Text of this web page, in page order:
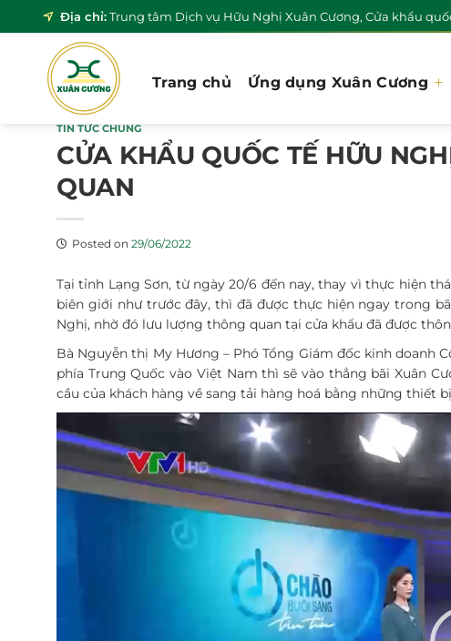
to
content
Địa chỉ:Trung tâm Dịch vụ Hữu Nghị Xuân Cương, Cửa khẩu
Trang chủ Ứng dụng Xuân Cương
TIN TỨC CHUNG
CỬA KHẨU QUỐC TẾ HỮU
QUAN
Posted on 29/06/2022
Tại tỉnh Lạng Sơn, từ ngày 20/6 đến nay, thay vì thực hiện
biên giới như trước đây, thì đã được thực hiện ngay trong
Nghị, nhờ đó lưu lượng thông quan tại cửa khẩu đã được
Bà Nguyễn thị My Hương – Phó Tổng Giám đốc kinh doanh
phía Trung Quốc vào Việt Nam thì sẽ vào thẳng bãi Xuân
cầu của khách hàng về sang tải hàng hoá bằng những thiết
chơi
Video